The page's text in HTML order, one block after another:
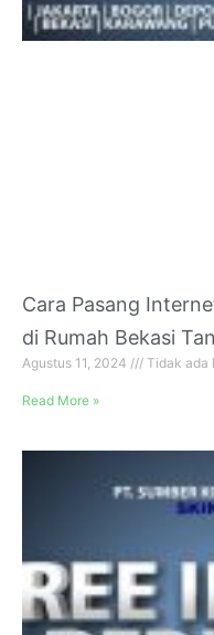
Cara Pasang
di Rumah Bekasi
Agustus 11, 2024 Tidak ada
Read More »